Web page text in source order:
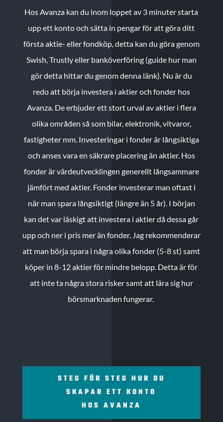
Hos Avanza kan du inom loppet av 3 minuter starta
upp ett konto och sätta in pengar för att göra ditt
första aktie- eller fondköp, detta kan du göra genom
Swish, Trustly eller banköverföring (guide hur man
gör detta hittar du genom denna länk). Nu är du
redo att börja investera i aktier och fonder hos
Avanza. De erbjuder ett stort urval av aktier i flera
olika områden så som bilar, elektronik, vitvaror,
fastigheter mm. Investeringar i fonder är långsiktiga
och anses vara en säkrare placering än aktier. Hos
fonder är värdeutvecklingen generellt långsammare
jämfört med aktier. Fonder investerar man oftast i
när man spara långsiktigt (längre än 5 år). I början
kan det var läskigt att investera i aktier då dessa går
upp och ner i pris mer än fonder. Jag rekommenderar
att man börja spara i några olika fonder (5-8 st) samt
köper in 8-12 aktier för mindre belopp. Detta är för
att inte ta några stora risker samt att lära sig hur
börsmarknaden fungerar.
STEG FÖR STEG HUR DU
SKAPAR ETT KONTO
HOS AVANZA